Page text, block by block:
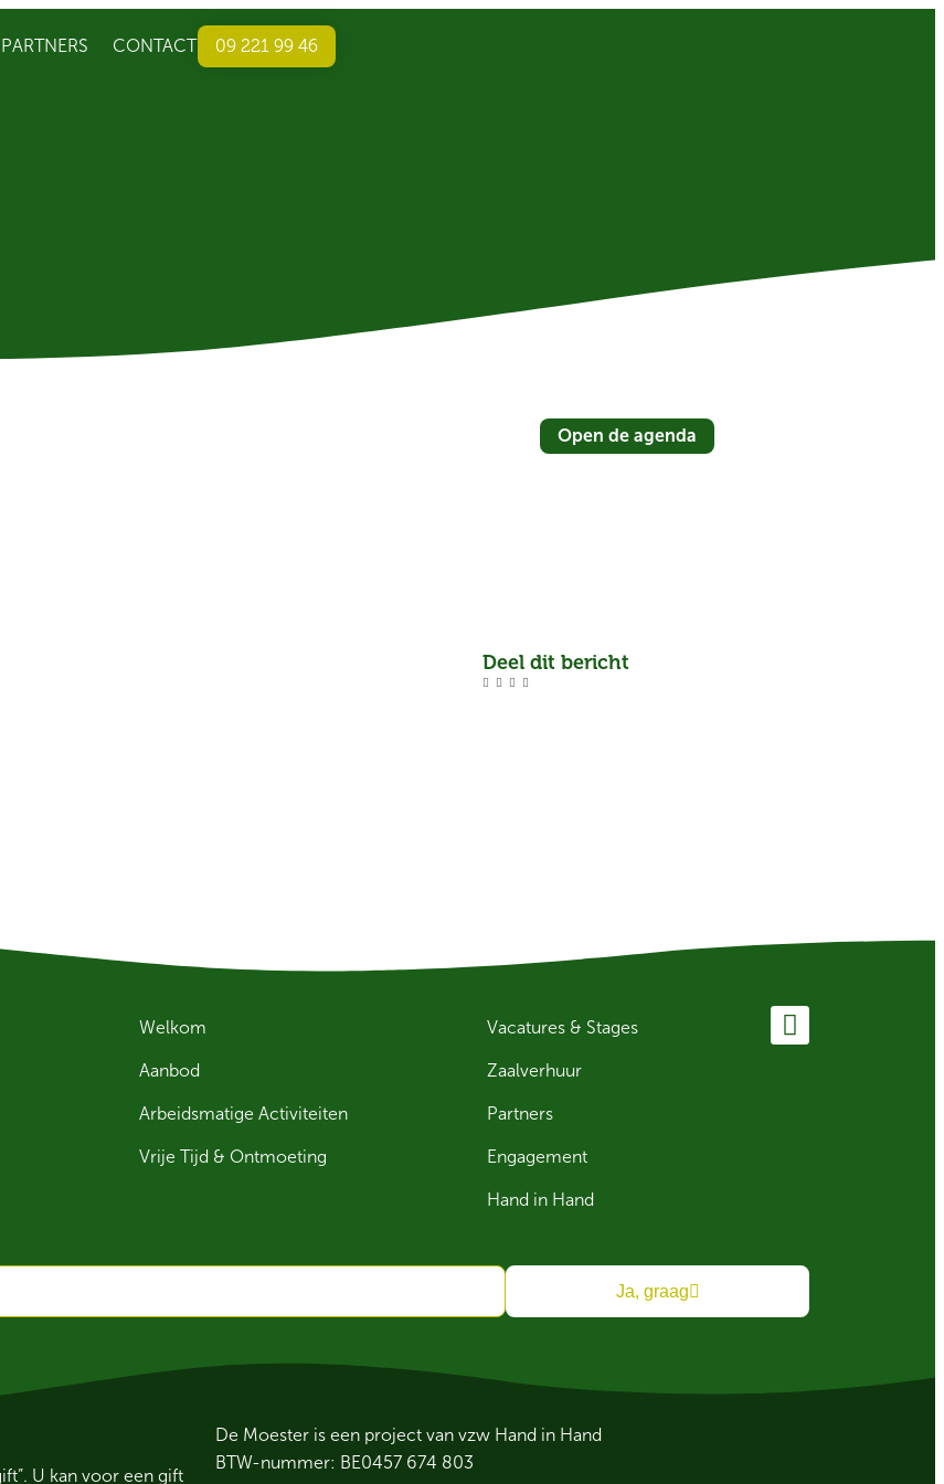
PARTNERS CONTACT 09 221 99 46
Open de agenda
Deel dit bericht
Welkom
Aanbod
Arbeidsmatige Activiteiten
Vrije Tijd & Ontmoeting
Vacatures & Stages
Zaalverhuur
Partners
Engagement
Hand in Hand
Ja, graag
U kan voor een gift
De Moester is een project van vzw Hand in Hand
BTW-nummer: BE0457 674 803